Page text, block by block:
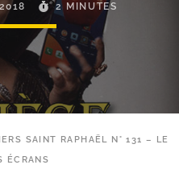
2 MINUTES
SAINT RAPHAËL N° 131 – LE
ÉCRANS